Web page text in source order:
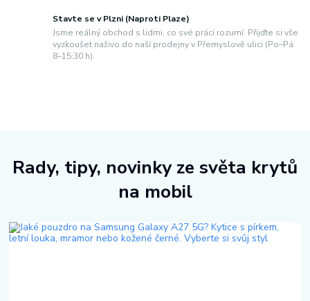
Stavte se v Plzni (Naproti Plaze)
Jsme reálný obchod s lidmi, co své práci rozumí. Přijďte si vše
vyzkoušet naživo do naší prodejny v Přemyslově ulici (Po–Pá
8–15:30 h).
Rady, tipy, novinky ze světa krytů
na mobil